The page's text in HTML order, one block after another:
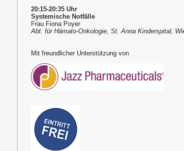
20:15-20:35 Uhr
Systemische Notfälle
Frau Fiona Poyer
Abt. für Hämato-Onkologie, St. Anna Kinderspital,
Mit freundlicher Unterstützung von